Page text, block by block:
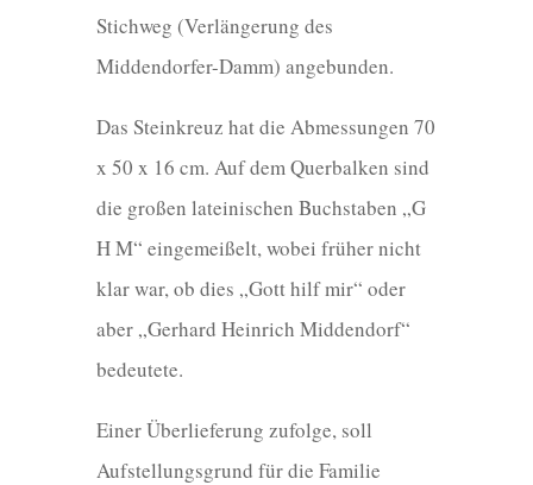
Stichweg (Verlängerung des
Middendorfer-Damm) angebunden.
Das Steinkreuz hat die Abmessungen 70
x 50 x 16 cm. Auf dem Querbalken sind
die großen lateinischen Buchstaben „G
H M“ eingemeißelt, wobei früher nicht
klar war, ob dies „Gott hilf mir“ oder
aber „Gerhard Heinrich Middendorf“
bedeutete.
Einer Überlieferung zufolge, soll
Aufstellungsgrund für die Familie